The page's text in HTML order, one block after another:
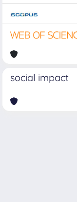
social impact